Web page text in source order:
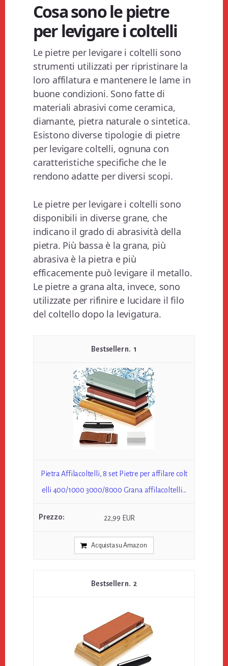
Cosa sono le pietre
per levigare i coltelli
Le pietre per levigare i coltelli sono
strumenti utilizzati per ripristinare la
loro affilatura e mantenere le lame in
buone condizioni. Sono fatte di
materiali abrasivi come ceramica,
diamante, pietra naturale o sintetica.
Esistono diverse tipologie di pietre
per levigare coltelli, ognuna con
caratteristiche specifiche che le
rendono adatte per diversi scopi.
Le pietre per levigare i coltelli sono
disponibili in diverse grane, che
indicano il grado di abrasività della
pietra. Più bassa è la grana, più
abrasiva è la pietra e più
efficacemente può levigare il metallo.
Le pietre a grana alta, invece, sono
utilizzate per rifinire e lucidare il filo
del coltello dopo la levigatura.
1
Pietra Affilacoltelli, 8 set Pietre per affilare colt
elli 400/1000 3000/8000 Grana affilacoltelli...
22,99 EUR
Acquista su Amazon
2